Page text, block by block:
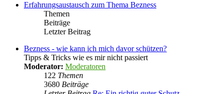
Erfahrungsaustausch zum Thema Bezness
Themen
Beiträge
Letzter Beitrag
Bezness - wie kann ich mich davor schützen?
Tipps & Tricks wie es mir nicht passiert
Moderator: Moderatoren
122 Themen
3680 Beiträge